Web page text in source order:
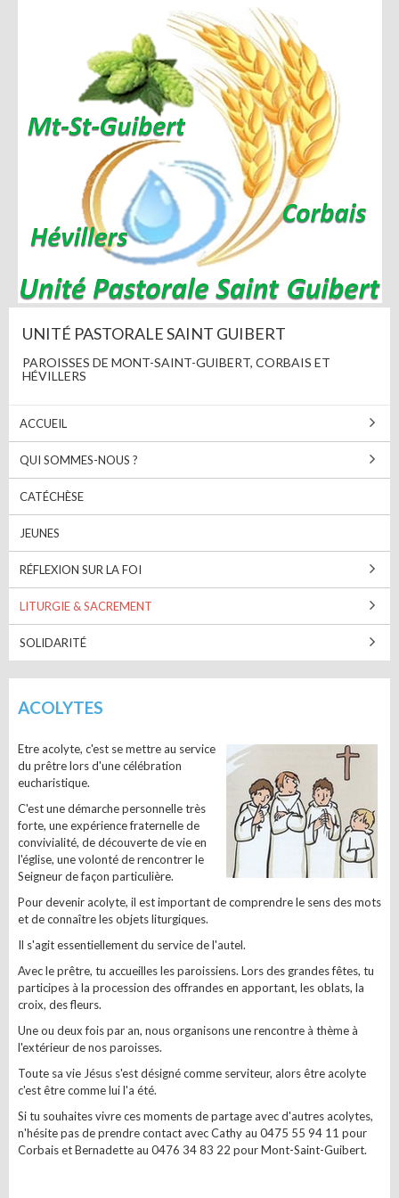
UNITÉ PASTORALE SAINT GUIBERT
PAROISSES DE MONT-SAINT-GUIBERT, CORBAIS ET
HÉVILLERS
ACCUEIL
QUI SOMMES-NOUS ?
CATÉCHÈSE
JEUNES
RÉFLEXION SUR LA FOI
LITURGIE & SACREMENT
SOLIDARITÉ
ACOLYTES
Etre acolyte, c'est se mettre au service
du prêtre lors d'une célébration
eucharistique.
C'est une démarche personnelle très
forte, une expérience fraternelle de
convivialité, de découverte de vie en
l'église, une volonté de rencontrer le
Seigneur de façon particulière.
Pour devenir acolyte, il est important de comprendre le sens des mots
et de connaître les objets liturgiques.
Il s'agit essentiellement du service de l'autel.
Avec le prêtre, tu accueilles les paroissiens. Lors des grandes fêtes, tu
participes à la procession des offrandes en apportant, les oblats, la
croix, des fleurs.
Une ou deux fois par an, nous organisons une rencontre à thème à
l'extérieur de nos paroisses.
Toute sa vie Jésus s'est désigné comme serviteur, alors être acolyte
c'est être comme lui l'a été.
Si tu souhaites vivre ces moments de partage avec d'autres acolytes,
n'hésite pas de prendre contact avec Cathy au 0475 55 94 11 pour
Corbais et Bernadette au 0476 34 83 22 pour Mont-Saint-Guibert.